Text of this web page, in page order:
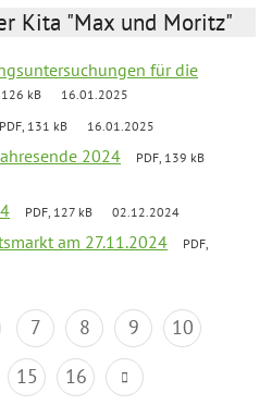
Kita "Max und Moritz"
für die
126 kB 16.01.2025
PDF, 131 kB 16.01.2025
2024
PDF, 139 kB
PDF, 127 kB 02.12.2024
am 27.11.2024
PDF,
7 8 9
10
15 16